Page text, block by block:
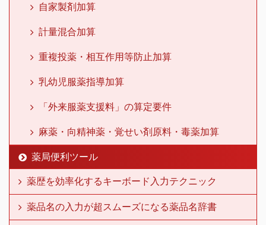
自家製剤加算
計量混合加算
重複投薬・相互作用等防止加算
乳幼児服薬指導加算
「外来服薬支援料」の算定要件
麻薬・向精神薬・覚せい剤原料・毒薬加算
薬局便利ツール
薬歴を効率化するキーボード入力テクニック
薬品名の入力が超スムーズになる薬品名辞書